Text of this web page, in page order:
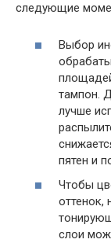
следующие
Выбор
тампон.
лучше
пятен и
Чтобы
оттенок,
слои